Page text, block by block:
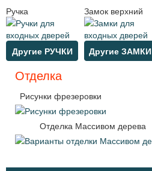
Ручка
Другие РУЧКИ
Замок верхний
Другие ЗАМКИ
Отделка
Рисунки фрезеровки
Отделка Массивом дерева